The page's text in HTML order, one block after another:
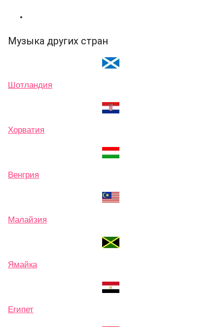
Музыка других стран
Шотландия
Хорватия
Венгрия
Малайзия
Ямайка
Египет